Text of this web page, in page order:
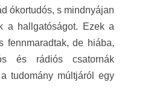
ókortudós, s mindnyájan
a hallgatóságot. Ezek a
fennmaradtak, de hiába,
és rádiós csatornák
tudomány múltjáról egy